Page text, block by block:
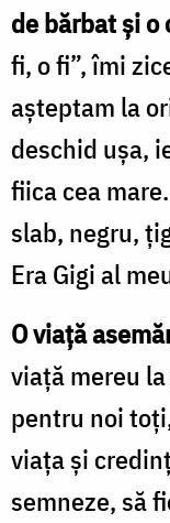
de bărbat şi o
fi, o fi”, îmi
aşteptam la
deschid uşa,
fiica cea
slab, negru,
Era Gigi al
O viață
viață mereu
pentru noi
viața și
semneze, să